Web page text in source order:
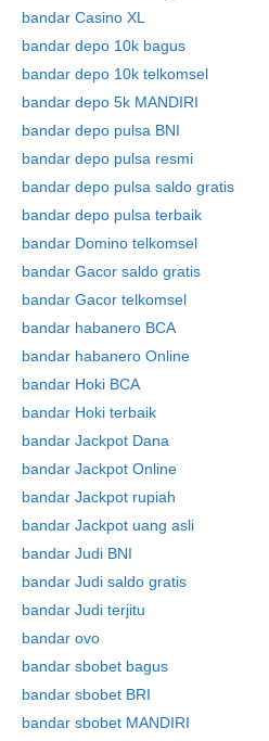
bandar Casino XL
bandar depo 10k bagus
bandar depo 10k telkomsel
bandar depo 5k MANDIRI
bandar depo pulsa BNI
bandar depo pulsa resmi
bandar depo pulsa saldo gratis
bandar depo pulsa terbaik
bandar Domino telkomsel
bandar Gacor saldo gratis
bandar Gacor telkomsel
bandar habanero BCA
bandar habanero Online
bandar Hoki BCA
bandar Hoki terbaik
bandar Jackpot Dana
bandar Jackpot Online
bandar Jackpot rupiah
bandar Jackpot uang asli
bandar Judi BNI
bandar Judi saldo gratis
bandar Judi terjitu
bandar ovo
bandar sbobet bagus
bandar sbobet BRI
bandar sbobet MANDIRI